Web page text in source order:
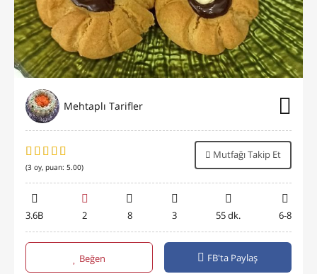
Mehtaplı Tarifler
(3 oy, puan: 5.00)
Mutfağı Takip Et
3.6B 2 8 3 55 dk. 6-8
Beğen FB'ta Paylaş